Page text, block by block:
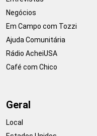
Negócios
Em Campo com Tozzi
Ajuda Comunitária
Rádio AcheiUSA
Café com Chico
Geral
Local